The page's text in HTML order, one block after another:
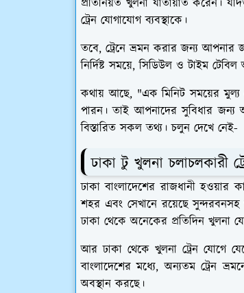
প্রতিনিয়ত খুলনা যাতায়াত করেন।
ট্রেন যোগাযোগ ব্যবস্থাকে।
তবে, ট্রেনে ভ্রমন করার জন্য আপনার
নির্দিষ্ট সময়ে, সিডিউল ও টাইম
কথায় আছে, "এক মিনিট সময়ের মুল্য
পারন। তাই আপনাদের সুবিধার জন্য
বিস্তারিত সকল তথ্য। চলুন দেখে নেই-
ঢাকা টু খুলনা চলাচলকারী
ঢাকা বাংলাদেশের রাজধানী হওয়ার
শহর এবং সেখানে রয়েছে সুন্দরবনসহ
ঢাকা থেকে অনেকের প্রতিদিন খুলনা
আর ঢাকা থেকে খুলনা ট্রেন যোগে
বাংলাদেশের মধ্যে, অন্যতম ট্রেন
অবস্থান করছে।